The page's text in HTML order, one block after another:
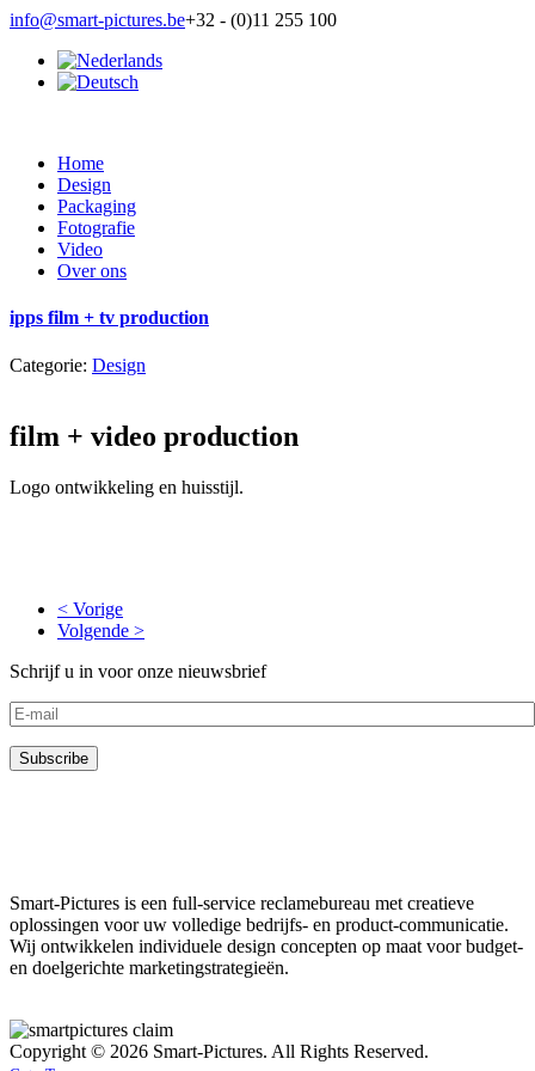
info@smart-pictures.be+32 - (0)11 255 100
Home
Design
Packaging
Fotografie
Video
Over ons
ipps film + tv production
Categorie: Design
film + video production
Logo ontwikkeling en huisstijl.
< Vorige
Volgende >
Schrijf u in voor onze nieuwsbrief
Smart-Pictures is een full-service reclamebureau met creatieve
oplossingen voor uw volledige bedrijfs- en product-communicatie.
Wij ontwikkelen individuele design concepten op maat voor budget-
en doelgerichte marketingstrategieën.
Copyright © 2026 Smart-Pictures. All Rights Reserved.